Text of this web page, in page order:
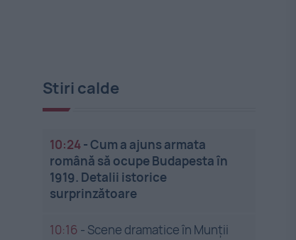
Stiri calde
10:24-Cum a ajuns armata
română să ocupe Budapesta în
1919. Detalii istorice
surprinzătoare
10:16 - Scene dramatice în Munții